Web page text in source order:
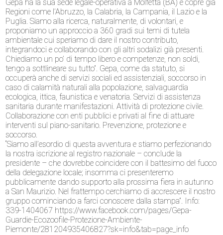
Gepa ha la sua sede legale-operativa a Molfetta (BA) e copre già
Regioni come l’Abruzzo, la Calabria, la Campania, il Lazio e la
Puglia. Siamo alla ricerca, naturalmente, di volontari, e
proponiamo un approccio a 360 gradi sui temi di tutela
ambientale cui speriamo di dare il nostro contributo,
integrandoci e collaborando con gli altri sodalizi già presenti.
Chiediamo un po’ di tempo libero e competenze, non soldi,
tengo a sottlineare su tutto”. Gepa, come da statuto, si
occuperà anche di servizi sociali ed assistenziali, soccorso in
caso di calamità naturali alla popolazione, salvaguardia
ecologica, ittica, faunistica e venatoria. Servizi di assistenza
sanitaria durante manifestazioni. Attività di protezione civile.
Collaborazione con enti pubblici e privati al fine di attuare
interventi sul piano-sanitario. Prevenzione, protezione e
soccorso.
“Siamo all’esordio di questa avventura e stiamo perfezionando
la nostra iscrizione al registro nazionale – conclude la
presidente – che dovrebbe coincidere con il battesimo del fuoco
della delegazione locale; insomma ci presenteremo
pubblicamente dando supporto alla prossima fiera in autunno
a San Maurizio. Nel frattempo cerchiamo di accrescere il nostro
gruppo cominciando a farci conoscere dalla stampa”. Info:
339-1404067 https://www.facebook.com/pages/Gepa-
Guardie-Ecozoofile-Protezione-Ambiente-
Piemonte/281204935406827?sk=info&tab=page_info